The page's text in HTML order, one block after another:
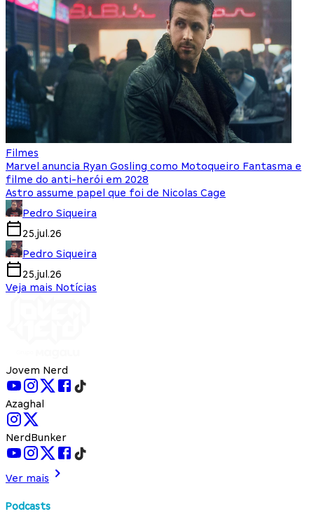
Filmes
Marvel anuncia Ryan Gosling como Motoqueiro Fantasma e
filme do anti-herói em 2028
Astro assume papel que foi de Nicolas Cage
Pedro Siqueira
25.jul.26
Pedro Siqueira
25.jul.26
Veja mais Notícias
Jovem Nerd
Azaghal
NerdBunker
Ver mais
Podcasts